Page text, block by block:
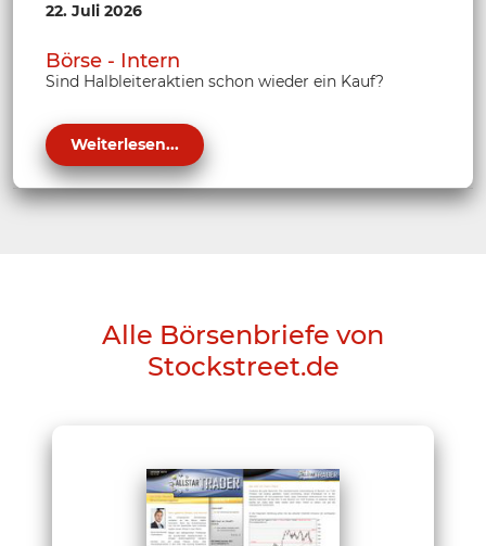
22. Juli 2026
Börse - Intern
Sind Halbleiteraktien schon wieder ein Kauf?
Weiterlesen...
Alle Börsenbriefe von
Stockstreet.de